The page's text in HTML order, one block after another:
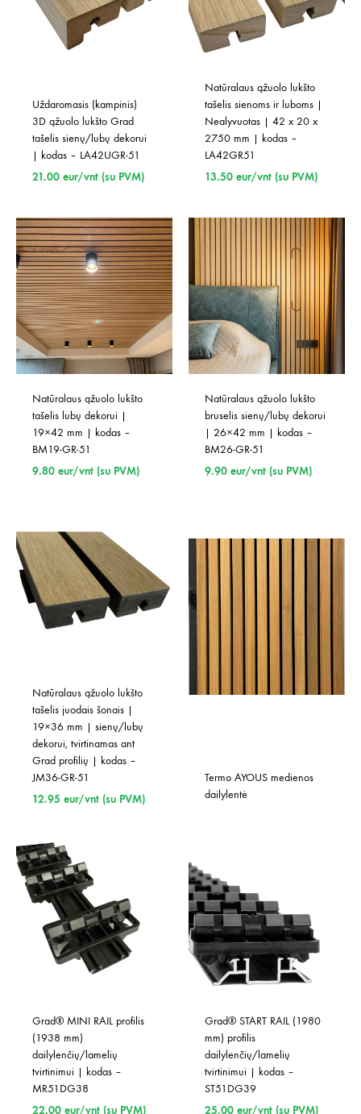
Uždaromasis (kampinis)
3D ąžuolo lukšto Grad
tašelis sienų/lubų dekorui
| kodas – LA42UGR-51
21.00 eur/vnt (su PVM)
Natūralaus ąžuolo lukšto
tašelis sienoms ir luboms |
Nealyvuotas | 42 x 20 x
2750 mm | kodas –
LA42GR51
13.50 eur/vnt (su PVM)
Natūralaus ąžuolo lukšto
tašelis lubų dekorui |
19×42 mm | kodas –
BM19-GR-51
9.80 eur/vnt (su PVM)
Natūralaus ąžuolo lukšto
bruselis sienų/lubų dekorui
| 26×42 mm | kodas –
BM26-GR-51
9.90 eur/vnt (su PVM)
Natūralaus ąžuolo lukšto
tašelis juodais šonais |
19×36 mm | sienų/lubų
dekorui, tvirtinamas ant
Grad profilių | kodas –
JM36-GR-51
12.95 eur/vnt (su PVM)
Termo AYOUS medienos
dailylentė
Grad® MINI RAIL profilis
(1938 mm)
dailylenčių/lamelių
tvirtinimui | kodas –
MR51DG38
22.00 eur/vnt (su PVM)
Grad® START RAIL (1980
mm) profilis
dailylenčių/lamelių
tvirtinimui | kodas –
ST51DG39
25.00 eur/vnt (su PVM)